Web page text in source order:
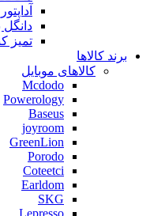
دانگل
تمیز
برند کالاها
کالاهای موبایل
Mcdodo
Powerology
Baseus
joyroom
GreenLion
Porodo
Coteetci
Earldom
SKG
Lepresso